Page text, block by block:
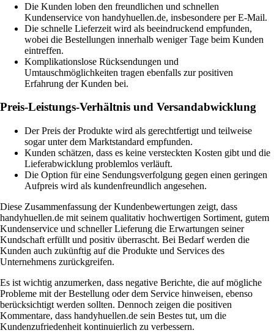
Die Kunden loben den freundlichen und schnellen
Kundenservice von handyhuellen.de, insbesondere per E-Mail.
Die schnelle Lieferzeit wird als beeindruckend empfunden,
wobei die Bestellungen innerhalb weniger Tage beim Kunden
eintreffen.
Komplikationslose Rücksendungen und
Umtauschmöglichkeiten tragen ebenfalls zur positiven
Erfahrung der Kunden bei.
Preis-Leistungs-Verhältnis und Versandabwicklung
Der Preis der Produkte wird als gerechtfertigt und teilweise
sogar unter dem Marktstandard empfunden.
Kunden schätzen, dass es keine versteckten Kosten gibt und die
Lieferabwicklung problemlos verläuft.
Die Option für eine Sendungsverfolgung gegen einen geringen
Aufpreis wird als kundenfreundlich angesehen.
Diese Zusammenfassung der Kundenbewertungen zeigt, dass
handyhuellen.de mit seinem qualitativ hochwertigen Sortiment, gutem
Kundenservice und schneller Lieferung die Erwartungen seiner
Kundschaft erfüllt und positiv überrascht. Bei Bedarf werden die
Kunden auch zukünftig auf die Produkte und Services des
Unternehmens zurückgreifen.
Es ist wichtig anzumerken, dass negative Berichte, die auf mögliche
Probleme mit der Bestellung oder dem Service hinweisen, ebenso
berücksichtigt werden sollten. Dennoch zeigen die positiven
Kommentare, dass handyhuellen.de sein Bestes tut, um die
Kundenzufriedenheit kontinuierlich zu verbessern.